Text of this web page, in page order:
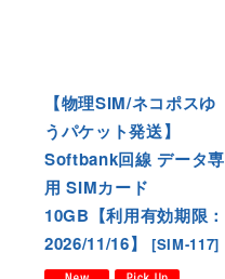
【物理SIM/ネコポスゆ
うパケット発送】
Softbank回線 データ専
用 SIMカード
10GB【利用有効期限：
2026/11/16】
[SIM-117]